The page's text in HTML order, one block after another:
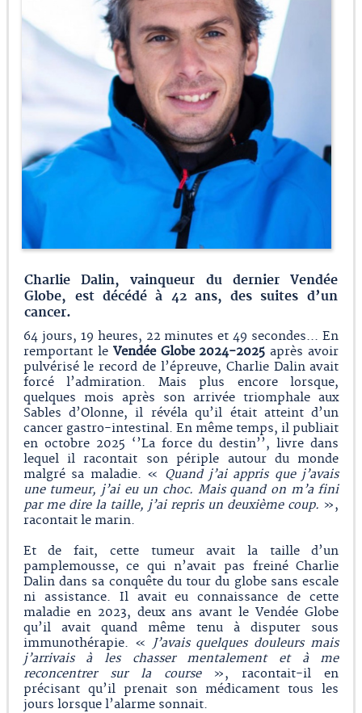
Charlie Dalin, vainqueur du dernier Vendée
Globe, est décédé à 42 ans, des suites d’un
cancer.
64 jours, 19 heures, 22 minutes et 49 secondes... En
remportant le Vendée Globe 2024-2025 après avoir
pulvérisé le record de l’épreuve, Charlie Dalin avait
forcé l’admiration. Mais plus encore lorsque,
quelques mois après son arrivée triomphale aux
Sables d’Olonne, il révéla qu’il était atteint d’un
cancer gastro-intestinal. En même temps, il publiait
en octobre 2025 ‘’La force du destin’’, livre dans
lequel il racontait son périple autour du monde
malgré sa maladie. « Quand j’ai appris que j’avais
une tumeur, j’ai eu un choc. Mais quand on m’a fini
par me dire la taille, j’ai repris un deuxième coup. »,
racontait le marin.
Et de fait, cette tumeur avait la taille d’un
pamplemousse, ce qui n’avait pas freiné Charlie
Dalin dans sa conquête du tour du globe sans escale
ni assistance. Il avait eu connaissance de cette
maladie en 2023, deux ans avant le Vendée Globe
qu’il avait quand même tenu à disputer sous
immunothérapie. « J’avais quelques douleurs mais
j’arrivais à les chasser mentalement et à me
reconcentrer sur la course», racontait-il en
précisant qu’il prenait son médicament tous les
jours lorsque l’alarme sonnait.